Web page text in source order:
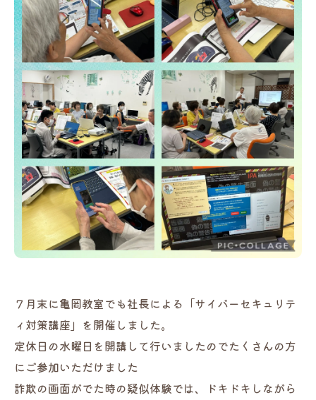
７月末に亀岡教室でも社長による「サイバーセキュリテ
ィ対策講座」を開催しました。
定休日の水曜日を開講して行いましたのでたくさんの方
にご参加いただけました
詐欺の画面がでた時の疑似体験では、ドキドキしながら